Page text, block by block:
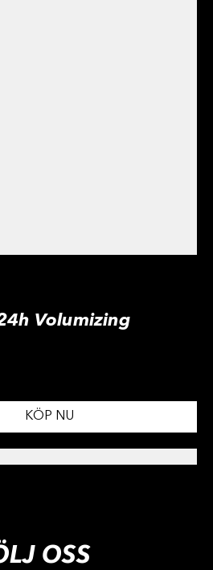
Volumizing
KÖP NU
OSS